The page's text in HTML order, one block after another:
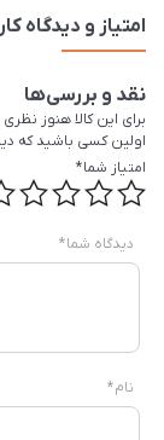
امتیاز و دیدگاه
نقد و بررسی‌ها
برای این کالا هنوز
اولین کسی باشید که
امتیاز شما*
دیدگاه شما*
نام*